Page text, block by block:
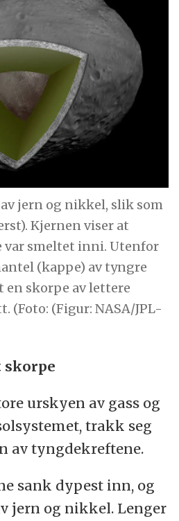
jern og nikkel, slik som
Kjernen viser at
var smeltet inni. Utenfor
(kappe) av tyngre
en skorpe av lettere
(Foto: (Figur: NASA/JPL-
skorpe
urskyen av gass og
trakk seg
av tyngdekreftene.
sank dypest inn, og
jern og nikkel. Lenger